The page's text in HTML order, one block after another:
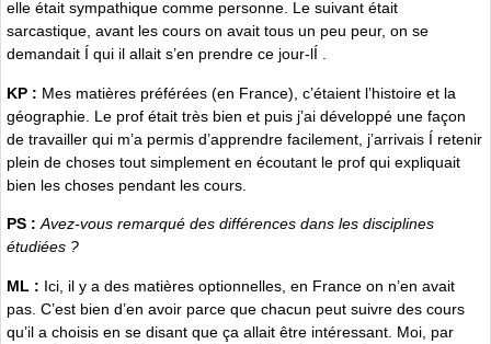
elle était sympathique comme personne. Le suivant était
sarcastique, avant les cours on avait tous un peu peur, on se
demandait Í qui il allait s’en prendre ce jour-lÍ .
KP : Mes matières préférées (en France), c’étaient l’histoire et la
géographie. Le prof était très bien et puis j’ai développé une façon
de travailler qui m’a permis d’apprendre facilement, j’arrivais Í retenir
plein de choses tout simplement en écoutant le prof qui expliquait
bien les choses pendant les cours.
PS : Avez-vous remarqué des différences dans les disciplines
étudiées ?
ML : Ici, il y a des matières optionnelles, en France on n’en avait
pas. C’est bien d’en avoir parce que chacun peut suivre des cours
qu’il a choisis en se disant que ça allait être intéressant. Moi, par